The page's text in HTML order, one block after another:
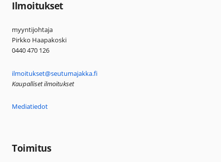
Ilmoitukset
myyntijohtaja
Pirkko Haapakoski
0440 470 126
ilmoitukset@seutumajakka.fi
Kaupalliset ilmoitukset
Mediatiedot
Toimitus